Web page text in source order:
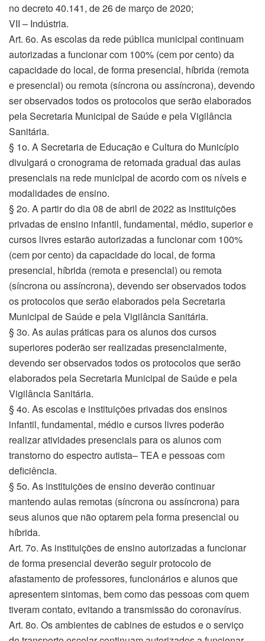
no decreto 40.141, de 26 de março de 2020;
VII – Indústria.
Art. 6o. As escolas da rede pública municipal continuam
autorizadas a funcionar com 100% (cem por cento) da
capacidade do local, de forma presencial, híbrida (remota
e presencial) ou remota (síncrona ou assíncrona), devendo
ser observados todos os protocolos que serão elaborados
pela Secretaria Municipal de Saúde e pela Vigilância
Sanitária.
§ 1o. A Secretaria de Educação e Cultura do Município
divulgará o cronograma de retomada gradual das aulas
presenciais na rede municipal de acordo com os níveis e
modalidades de ensino.
§ 2o. A partir do dia 08 de abril de 2022 as instituições
privadas de ensino infantil, fundamental, médio, superior e
cursos livres estarão autorizadas a funcionar com 100%
(cem por cento) da capacidade do local, de forma
presencial, híbrida (remota e presencial) ou remota
(síncrona ou assíncrona), devendo ser observados todos
os protocolos que serão elaborados pela Secretaria
Municipal de Saúde e pela Vigilância Sanitária.
§ 3o. As aulas práticas para os alunos dos cursos
superiores poderão ser realizadas presencialmente,
devendo ser observados todos os protocolos que serão
elaborados pela Secretaria Municipal de Saúde e pela
Vigilância Sanitária.
§ 4o. As escolas e instituições privadas dos ensinos
infantil, fundamental, médio e cursos livres poderão
realizar atividades presenciais para os alunos com
transtorno do espectro autista– TEA e pessoas com
deficiência.
§ 5o. As instituições de ensino deverão continuar
mantendo aulas remotas (síncrona ou assíncrona) para
seus alunos que não optarem pela forma presencial ou
híbrida.
Art. 7o. As instituições de ensino autorizadas a funcionar
de forma presencial deverão seguir protocolo de
afastamento de professores, funcionários e alunos que
apresentem sintomas, bem como das pessoas com quem
tiveram contato, evitando a transmissão do coronavírus.
Art. 8o. Os ambientes de cabines de estudos e o serviço